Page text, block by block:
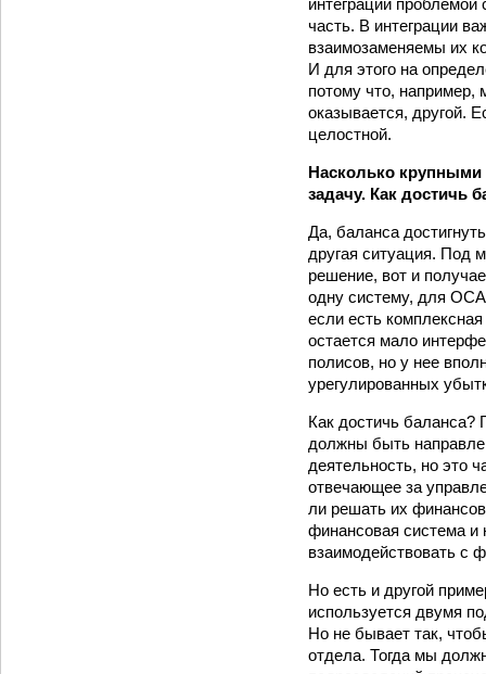
интеграции
часть. В интеграции
взаимозаменяемы их
И для этого на
потому что, например,
оказывается, другой.
целостной.
Насколько
задачу. Как достичь
Да, баланса
другая ситуация. Под
решение, вот и
одну систему, для
если есть
остается мало
полисов, но у нее
урегулированных
Как достичь баланса?
должны быть
деятельность, но это
отвечающее за
ли решать их
финансовая система и
взаимодействовать с
Но есть и другой
используется двумя
Но не бывает так,
отдела. Тогда мы